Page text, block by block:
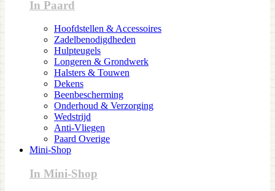
In Paard
Hoofdstellen & Accessoires
Zadelbenodigdheden
Hulpteugels
Longeren & Grondwerk
Halsters & Touwen
Dekens
Beenbescherming
Onderhoud & Verzorging
Wedstrijd
Anti-Vliegen
Paard Overige
Mini-Shop
In Mini-Shop